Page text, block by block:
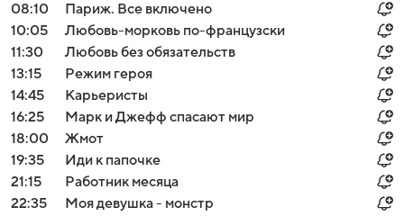
08:10
Париж. Все включено
10:05
Любовь-морковь по-французски
11:30
Любовь без обязательств
13:15
Режим героя
14:45
Карьеристы
16:25
Марк и Джефф спасают мир
18:00
Жмот
19:35
Иди к папочке
21:15
Работник месяца
22:35
Моя девушка - монстр